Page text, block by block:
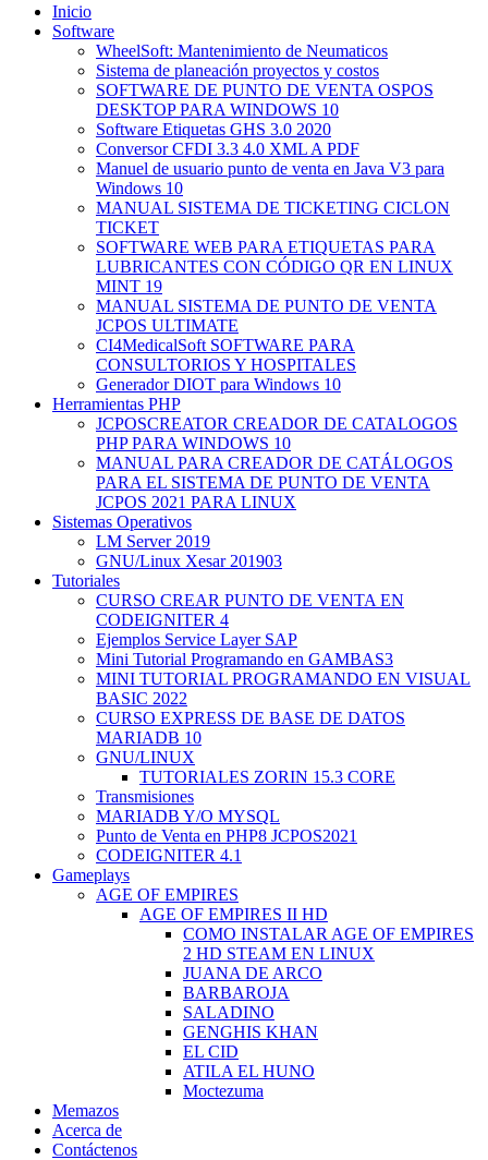
Inicio
Software
WheelSoft: Mantenimiento de Neumaticos
Sistema de planeación proyectos y costos
SOFTWARE DE PUNTO DE VENTA OSPOS
DESKTOP PARA WINDOWS 10
Software Etiquetas GHS 3.0 2020
Conversor CFDI 3.3 4.0 XML A PDF
Manuel de usuario punto de venta en Java V3 para
Windows 10
MANUAL SISTEMA DE TICKETING CICLON
TICKET
SOFTWARE WEB PARA ETIQUETAS PARA
LUBRICANTES CON CÓDIGO QR EN LINUX
MINT 19
MANUAL SISTEMA DE PUNTO DE VENTA
JCPOS ULTIMATE
CI4MedicalSoft SOFTWARE PARA
CONSULTORIOS Y HOSPITALES
Generador DIOT para Windows 10
Herramientas PHP
JCPOSCREATOR CREADOR DE CATALOGOS
PHP PARA WINDOWS 10
MANUAL PARA CREADOR DE CATÁLOGOS
PARA EL SISTEMA DE PUNTO DE VENTA
JCPOS 2021 PARA LINUX
Sistemas Operativos
LM Server 2019
GNU/Linux Xesar 201903
Tutoriales
CURSO CREAR PUNTO DE VENTA EN
CODEIGNITER 4
Ejemplos Service Layer SAP
Mini Tutorial Programando en GAMBAS3
MINI TUTORIAL PROGRAMANDO EN VISUAL
BASIC 2022
CURSO EXPRESS DE BASE DE DATOS
MARIADB 10
GNU/LINUX
TUTORIALES ZORIN 15.3 CORE
Transmisiones
MARIADB Y/O MYSQL
Punto de Venta en PHP8 JCPOS2021
CODEIGNITER 4.1
Gameplays
AGE OF EMPIRES
AGE OF EMPIRES II HD
COMO INSTALAR AGE OF EMPIRES
2 HD STEAM EN LINUX
JUANA DE ARCO
BARBAROJA
SALADINO
GENGHIS KHAN
EL CID
ATILA EL HUNO
Moctezuma
Memazos
Acerca de
Contáctenos